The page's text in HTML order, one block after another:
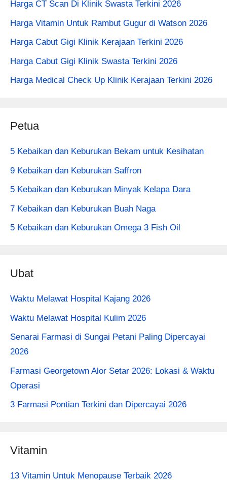
Harga CT Scan Di Klinik Swasta Terkini 2026
Harga Vitamin Untuk Rambut Gugur di Watson 2026
Harga Cabut Gigi Klinik Kerajaan Terkini 2026
Harga Cabut Gigi Klinik Swasta Terkini 2026
Harga Medical Check Up Klinik Kerajaan Terkini 2026
Petua
5 Kebaikan dan Keburukan Bekam untuk Kesihatan
9 Kebaikan dan Keburukan Saffron
5 Kebaikan dan Keburukan Minyak Kelapa Dara
7 Kebaikan dan Keburukan Buah Naga
5 Kebaikan dan Keburukan Omega 3 Fish Oil
Ubat
Waktu Melawat Hospital Kajang 2026
Waktu Melawat Hospital Kulim 2026
Senarai Farmasi di Sungai Petani Paling Dipercayai
2026
Farmasi Georgetown Alor Setar 2026: Lokasi & Waktu
Operasi
3 Farmasi Pontian Terkini dan Dipercayai 2026
Vitamin
13 Vitamin Untuk Menopause Terbaik 2026